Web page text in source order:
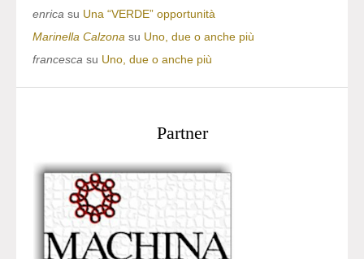
enrica su Una “VERDE” opportunità
Marinella Calzona su Uno, due o anche più
francesca su Uno, due o anche più
Partner